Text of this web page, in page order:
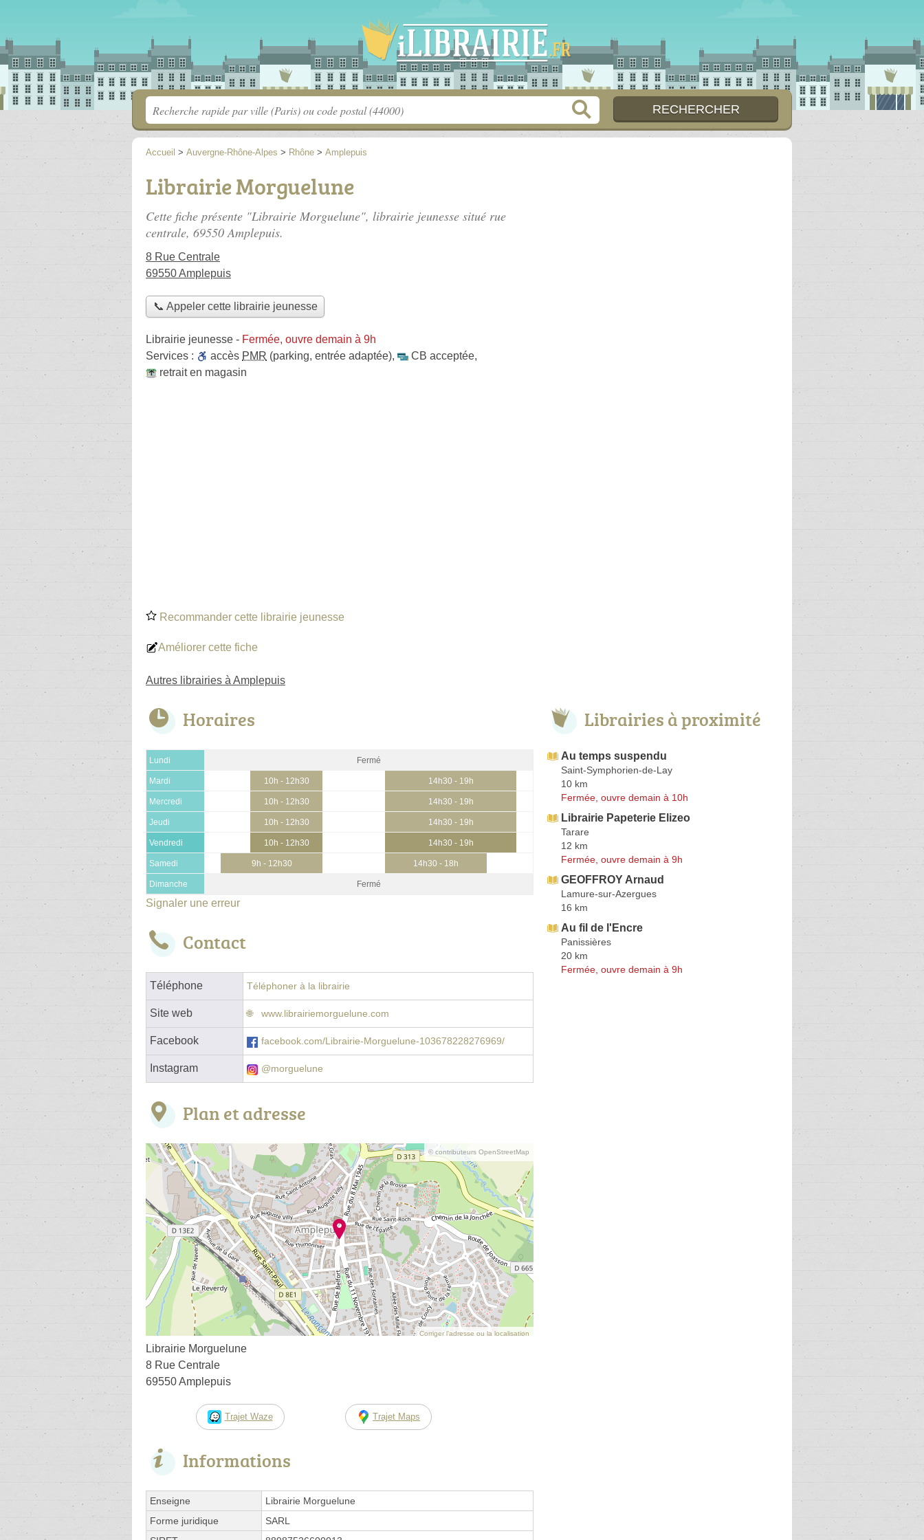
Accueil > Auvergne-Rhône-Alpes > Rhône > Amplepuis
Librairie Morguelune
Cette fiche présente "Librairie Morguelune", librairie jeunesse situé rue
centrale, 69550 Amplepuis.
8 Rue Centrale
69550 Amplepuis
📞 Appeler cette librairie jeunesse
Librairie jeunesse - Fermée, ouvre demain à 9h
Services :
accès PMR (parking, entrée adaptée), CB acceptée,
retrait en magasin
Recommander cette librairie jeunesse
Améliorer cette fiche
Autres librairies à Amplepuis
Horaires
Lundi Fermé
Mardi 10h - 12h30 14h30 - 19h
Mercredi 10h - 12h30 14h30 - 19h
Jeudi 10h - 12h30 14h30 - 19h
Vendredi 10h - 12h30 14h30 - 19h
Samedi 9h - 12h30 14h30 - 18h
Dimanche Fermé
Signaler une erreur
Contact
Téléphone Téléphoner à la librairie
Site web www.librairiemorguelune.com
Facebook facebook.com/Librairie-Morguelune-103678228276969/
Instagram @morguelune
Plan et adresse
© contributeurs OpenStreetMap
Corriger l’adresse ou la localisation
Librairie Morguelune
8 Rue Centrale
69550 Amplepuis
Trajet Waze Trajet Maps
Informations
Enseigne
Librairie Morguelune
Forme juridique
SARL
Librairies à proximité
Au temps suspendu
Saint-Symphorien-de-Lay
10 km
Fermée, ouvre demain à 10h
Librairie Papeterie Elizeo
Tarare
12 km
Fermée, ouvre demain à 9h
GEOFFROY Arnaud
Lamure-sur-Azergues
16 km
Au fil de l'Encre
Panissières
20 km
Fermée, ouvre demain à 9h